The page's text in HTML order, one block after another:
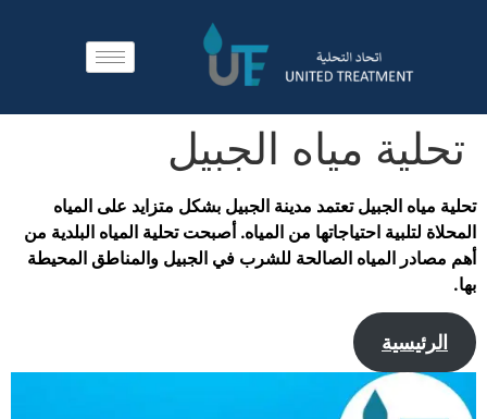
تحلية مياه الجبيل
تحلية مياه الجبيل تعتمد مدينة الجبيل بشكل متزايد على المياه
المحلاة لتلبية احتياجاتها من المياه. أصبحت تحلية المياه البلدية من
أهم مصادر المياه الصالحة للشرب في الجبيل والمناطق المحيطة
بها.
الرئيسية